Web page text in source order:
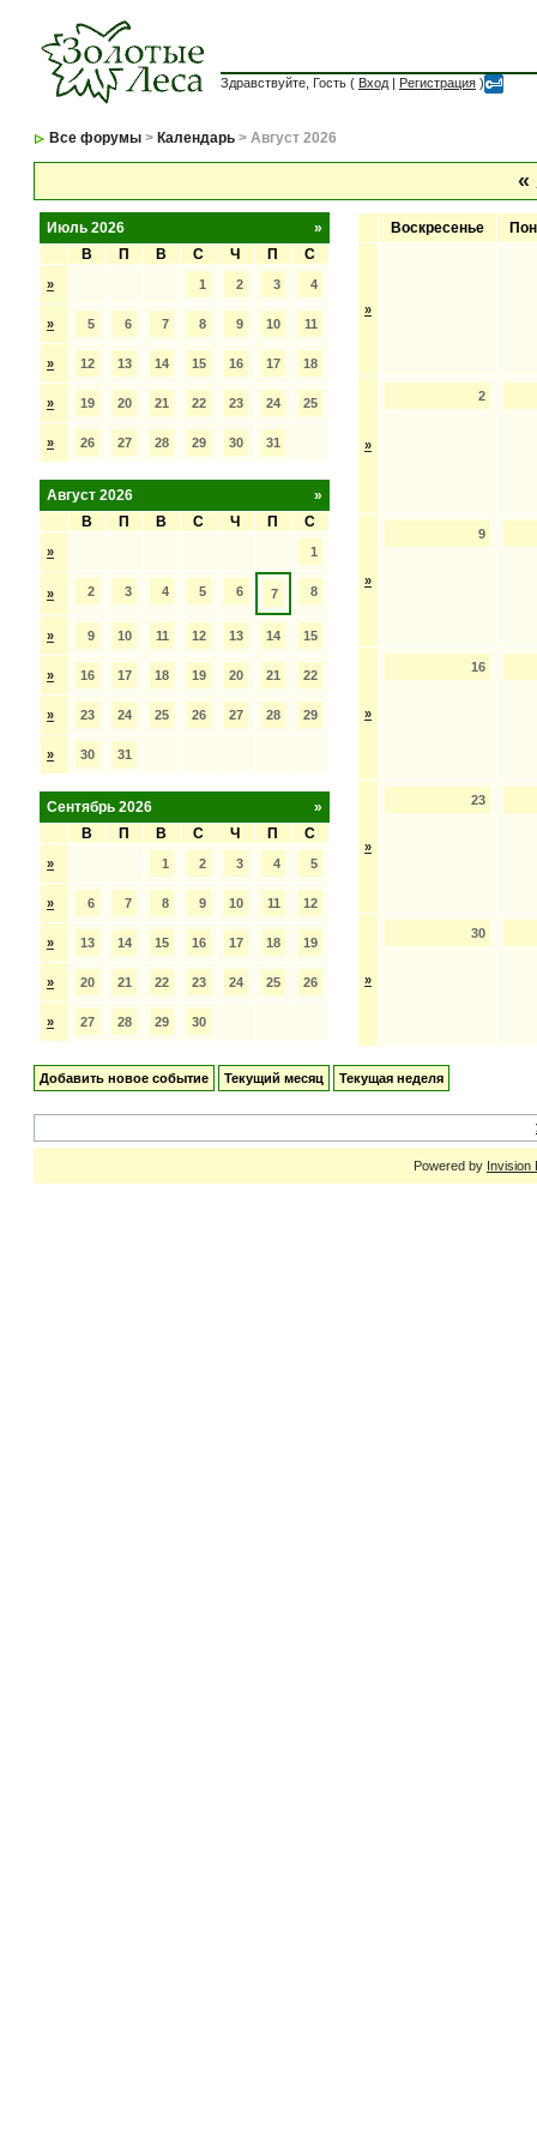
Здравствуйте, Гость ( Вход | Регистрация )
Все форумы > Календарь > Август 2026
«
»
Июль 2026
В
П В С Ч П С
» 1 2 3 4
» 5 6 7 8 9 10 11
» 12 13 14 15 16 17 18
» 19 20 21 22 23 24 25
» 26 27 28 29 30 31
»
Август 2026
В
П В С Ч П С
» 1
» 2 3 4 5 6 7 8
» 9 10 11 12 13 14 15
» 16 17 18 19 20 21 22
» 23 24 25 26 27 28 29
» 30 31
»
Сентябрь 2026
В
П В С Ч П С
» 1 2 3 4 5
» 6 7 8 9 10 11 12
» 13 14 15 16 17 18 19
» 20 21 22 23 24 25 26
» 27 28 29 30
Воскресенье
»
»
2
»
9
»
16
»
23
»
30
Добавить новое событие Текущий месяц Текущая неделя
Powered by Invision